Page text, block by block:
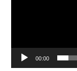
00:00